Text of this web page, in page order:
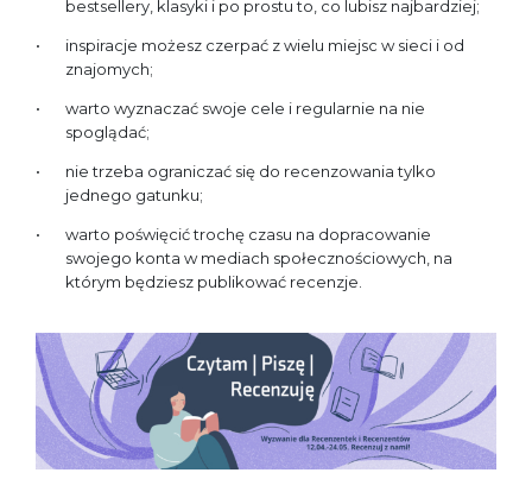
bestsellery, klasyki i po prostu to, co lubisz najbardziej;
inspiracje możesz czerpać z wielu miejsc w sieci i od
znajomych;
warto wyznaczać swoje cele i regularnie na nie
spoglądać;
nie trzeba ograniczać się do recenzowania tylko
jednego gatunku;
warto poświęcić trochę czasu na dopracowanie
swojego konta w mediach społecznościowych, na
którym będziesz publikować recenzje.